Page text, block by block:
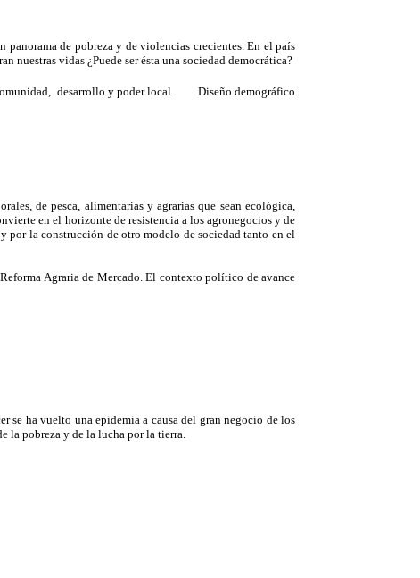
de pobreza y de violencias crecientes. En el país
nuestras vidas ¿Puede ser ésta una sociedad democrática?
desarrollo y poder local.
Diseño demográfico
de pesca, alimentarias y agrarias que sean ecológica,
en el horizonte de resistencia a los agronegocios y de
la construcción de otro modelo de sociedad tanto en el
Agraria de Mercado. El contexto político de avance
se ha vuelto una epidemia a causa del gran negocio de los
la pobreza y de la lucha por la tierra.